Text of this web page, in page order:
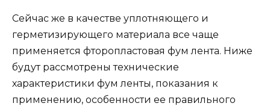
Сейчас же в качестве уплотняющего и
герметизирующего материала все чаще
применяется фторопластовая фум лента. Ниже
будут рассмотрены технические
характеристики фум ленты, показания к
применению, особенности ее правильного